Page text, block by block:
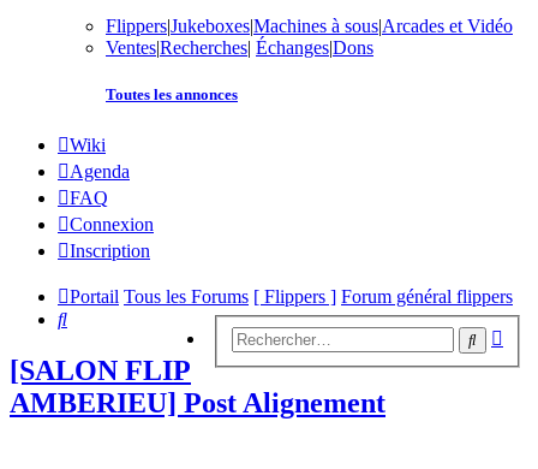
Flippers|Jukeboxes|Machines à sous|Arcades et Vidéo
Ventes|Recherches| Échanges|Dons
Toutes les annonces
Wiki
Agenda
FAQ
Connexion
Inscription
Portail Tous les Forums [ Flippers ] Forum général flippers
Rechercher
[SALON FLIP
AMBERIEU] Post Alignement